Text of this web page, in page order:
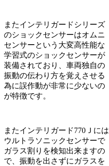
またインテリガードシリーズ
のショックセンサーはオムニ
センサーという大変高性能な
学習式のショックセンサーが
装備されており、車両独自の
振動の伝わり方を覚えさせる
為に誤作動が非常に少ないの
が特徴です。
またインテリガード770Ｊには
ウルトラソニックセンサーで
ガラス割りを検知出来ますの
で、振動を出さずにガラスを